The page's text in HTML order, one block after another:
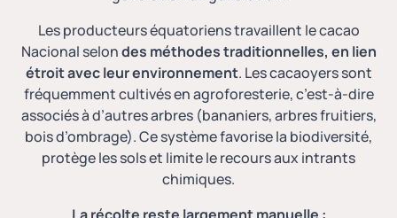
Les producteurs équatoriens travaillent le cacao
Nacional selondes méthodes traditionnelles, en lien
étroit avec leur environnement. Les cacaoyers sont
fréquemment cultivés en agroforesterie, c’est-à-dire
associés à d’autres arbres (bananiers, arbres fruitiers,
bois d’ombrage). Ce système favorise la biodiversité,
protège les sols et limite le recours aux intrants
chimiques.